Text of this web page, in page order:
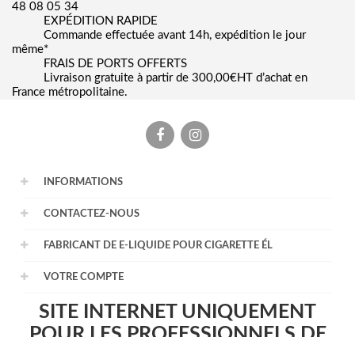
48 08 05 34
EXPÉDITION RAPIDE
Commande effectuée avant 14h, expédition le jour
même*
FRAIS DE PORTS OFFERTS
Livraison gratuite à partir de 300,00€HT d’achat en
France métropolitaine.
Facebook
INFORMATIONS
CONTACTEZ-NOUS
FABRICANT DE E-LIQUIDE POUR CIGARETTE ÉL
VOTRE COMPTE
SITE INTERNET UNIQUEMENT